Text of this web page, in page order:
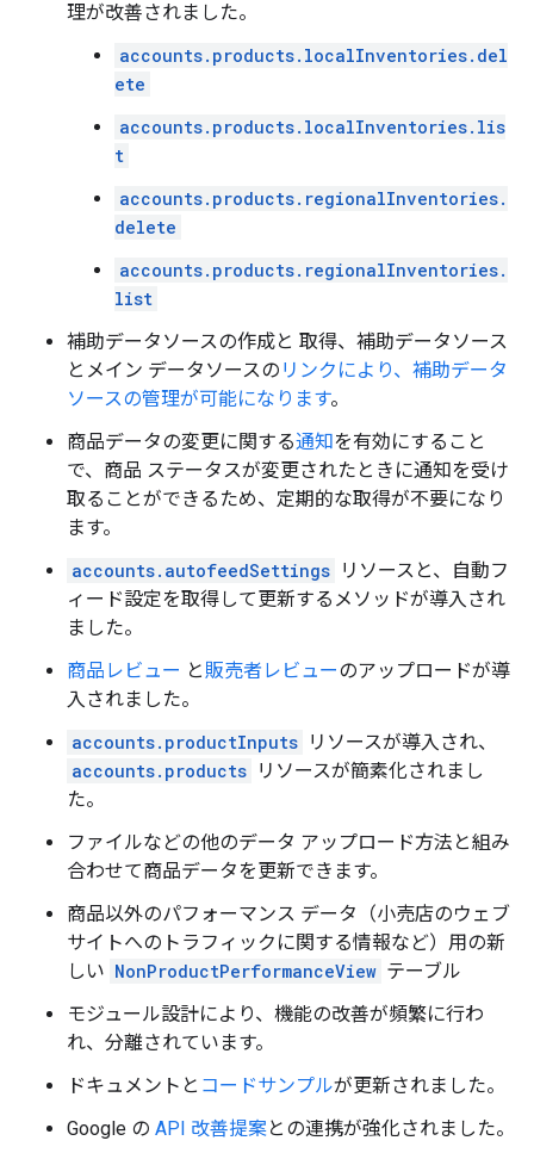
理が改善されました。
accounts.products.localInventories.del
ete
accounts.products.localInventories.lis
t
accounts.products.regionalInventories.
delete
accounts.products.regionalInventories.
list
補助データソースの作成と 取得、補助データソース
とメイン データソースの リンクにより、補助データ
ソースの管理が可能になります。
商品データの変更に関する通知を有効にすること
で、商品 ステータスが変更されたときに通知を受け
取ることができるため、定期的な取得が不要になり
ます。
accounts.autofeedSettings リソースと、自動フ
ィード設定を取得して更新するメソッドが導入され
ました。
商品レビュー と販売者レビューのアップロードが導
入されました。
accounts.productInputs リソースが導入され、
accounts.products リソースが簡素化されまし
た。
ファイルなどの他のデータ アップロード方法と組み
合わせて商品データを更新できます。
商品以外のパフォーマンス データ（小売店のウェブ
サイトへのトラフィックに関する情報など）用の新
しい NonProductPerformanceView テーブル
モジュール設計により、機能の改善が頻繁に行わ
れ、分離されています。
ドキュメントと コードサンプルが更新されました。
Google の API 改善提案との連携が強化されました。